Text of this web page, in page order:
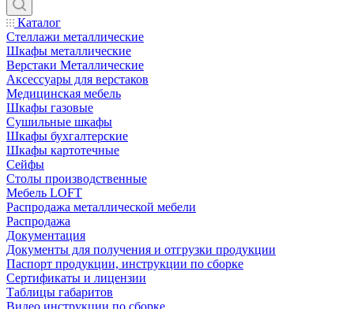
Каталог
Стеллажи металлические
Шкафы металлические
Верстаки Металлические
Аксессуары для верстаков
Медицинская мебель
Шкафы газовые
Сушильные шкафы
Шкафы бухгалтерские
Шкафы картотечные
Сейфы
Столы производственные
Мебель LOFT
Распродажа металлической мебели
Распродажа
Документация
Документы для получения и отгрузки продукции
Паспорт продукции, инструкции по сборке
Сертификаты и лицензии
Таблицы габаритов
Видео инструкции по сборке